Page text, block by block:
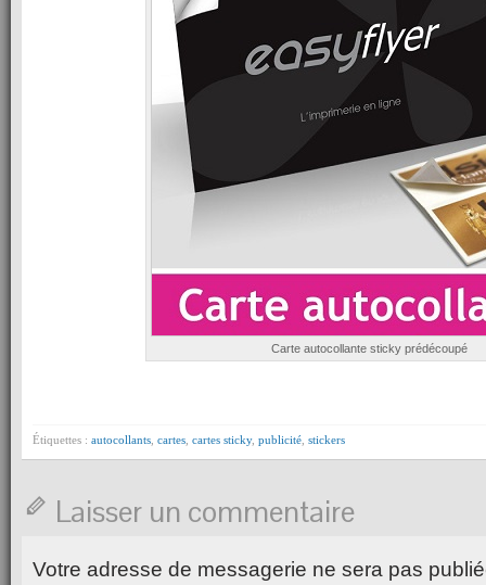
Carte autocollante sticky prédécoupé
Étiquettes : autocollants cartes cartes sticky, publicité stickers
Laisser un commentaire
Votre adresse de messagerie ne sera pas